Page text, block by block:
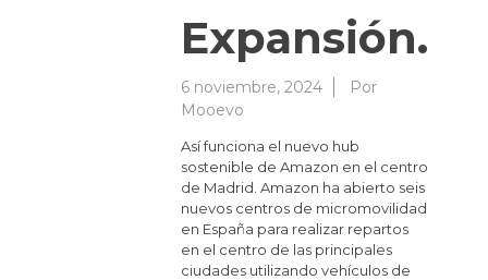
Expansión.
6 noviembre, 2024
Por
Mooevo
Así funciona el nuevo hub
sostenible de Amazon en el centro
de Madrid. Amazon ha abierto seis
nuevos centros de micromovilidad
en España para realizar repartos
en el centro de las principales
ciudades utilizando vehículos de